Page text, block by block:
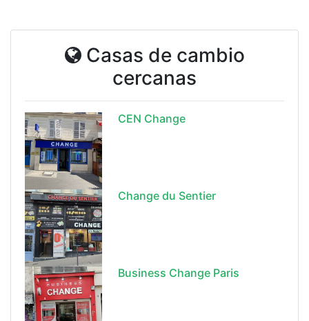
Casas de cambio
cercanas
CEN Change
Change du Sentier
Business Change Paris